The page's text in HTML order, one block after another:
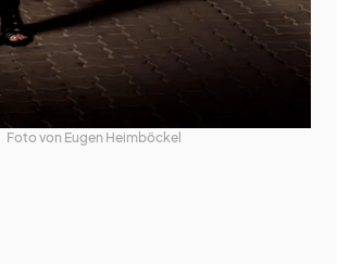
Foto von Eugen Heimböckel